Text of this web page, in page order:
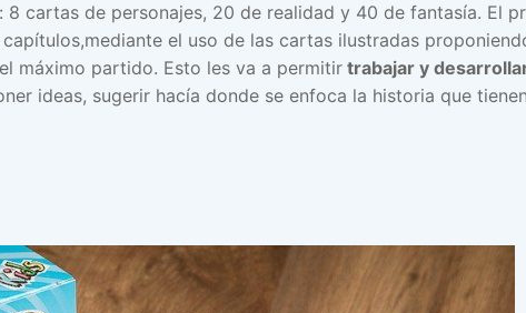
cartas de personajes, 20 de realidad y 40 de fantasía. El
el uso de las cartas ilustradas
máximo partido. Esto les va a permitirtrabajar y
ideas, sugerir hacía donde se enfoca la historia que